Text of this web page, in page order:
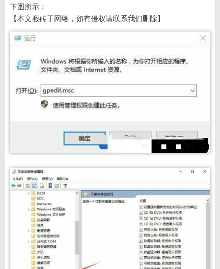
下图所示：
【本文搬砖于网络，如有侵权请联系我们删除】